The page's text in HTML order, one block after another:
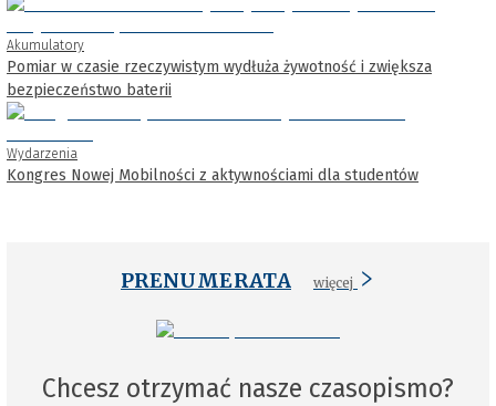
Akumulatory
Pomiar w czasie rzeczywistym wydłuża żywotność i zwiększa
bezpieczeństwo baterii
Wydarzenia
Kongres Nowej Mobilności z aktywnościami dla studentów
PRENUMERATA więcej
Chcesz otrzymać nasze czasopismo?